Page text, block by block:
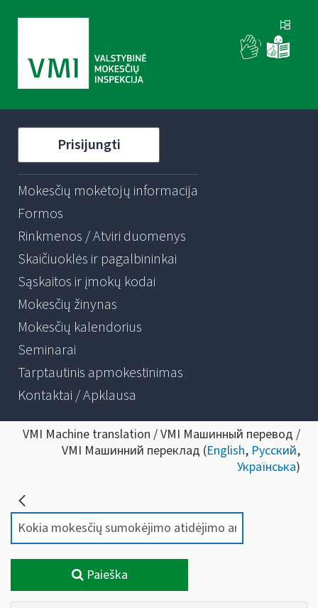
Prisijungti
Mokesčių mokėtojų informacija
Formos
Rinkmenos / Atviri duomenys
Skaičiuoklės ir pagalbininkai
Sąskaitos ir įmokų kodai
Mokesčių žinynas
Mokesčių kalendorius
Seminarai
Tarptautinis apmokestinimas
Kontaktai / Apklausa
VMI Machine translation / VMI Машинный перевод /
VMI Машинний переклад (English, Русский,
Українська)
Paieška